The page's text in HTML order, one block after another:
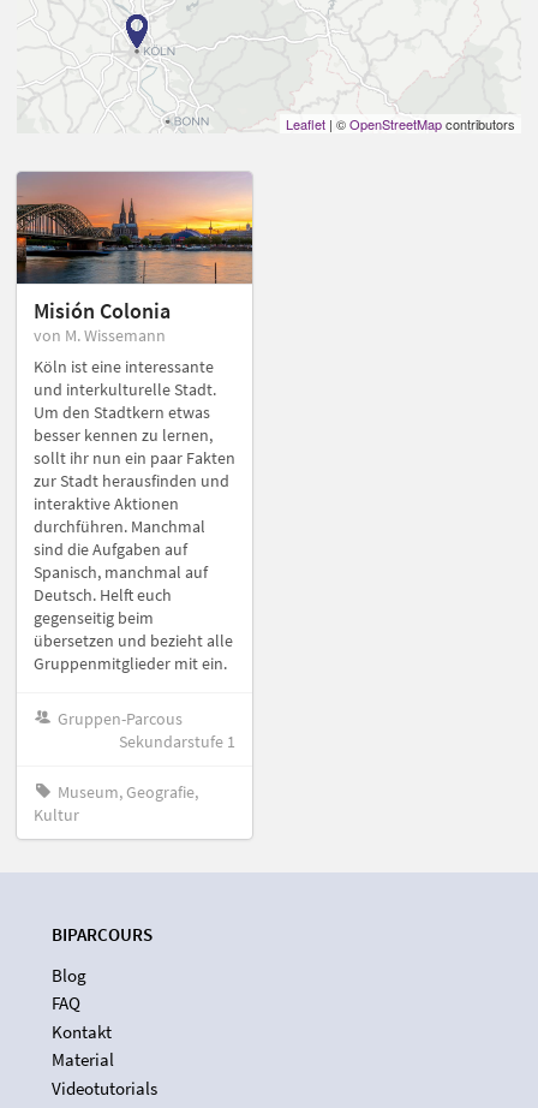
Leaflet | ©OpenStreetMapcontributors
Misión Colonia
von M. Wissemann
Köln ist eine interessante
und interkulturelle Stadt.
Um den Stadtkern etwas
besser kennen zu lernen,
sollt ihr nun ein paar Fakten
zur Stadt herausfinden und
interaktive Aktionen
durchführen. Manchmal
sind die Aufgaben auf
Spanisch, manchmal auf
Deutsch. Helft euch
gegenseitig beim
übersetzen und bezieht alle
Gruppenmitglieder mit ein.
Gruppen-Parcous
Sekundarstufe 1
Museum, Geografie,
Kultur
BIPARCOURS
Blog
FAQ
Kontakt
Material
Videotutorials